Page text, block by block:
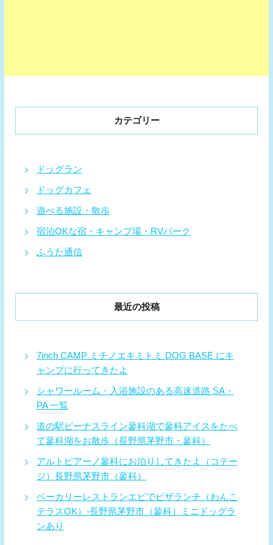
カテゴリー
ドッグラン
ドッグカフェ
遊べる施設・散歩
宿泊OKな宿・キャンプ場・RVパーク
ふうた通信
最近の投稿
7inch CAMP ミチノエキミトミ DOG BASE にキ
ャンプに行ってきたよ
シャワールーム・入浴施設のある高速道路 SA・
PA 一覧
道の駅ビーナスライン蓼科湖で蓼科アイスをたべ
て蓼科湖をお散歩（長野県茅野市・蓼科）
アルトピアーノ蓼科にお泊りしてきたよ（コテー
ジ）長野県茅野市（蓼科）
ベーカリーレストランエピでピザランチ（わんこ
テラスOK）-長野県茅野市（蓼科）ミニドッグラ
ンあり